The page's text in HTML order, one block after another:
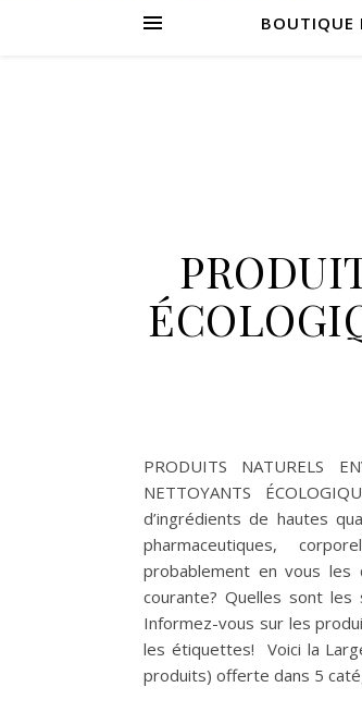
BOUTIQUE
PRODUITS NATURELS
NETTOYANTS
d’ingrédients de hautes
pharmaceutiques,
probablement en vous les
courante? Quelles sont
Informez-vous sur les
les étiquettes! Voici la
produits) offerte dans 5